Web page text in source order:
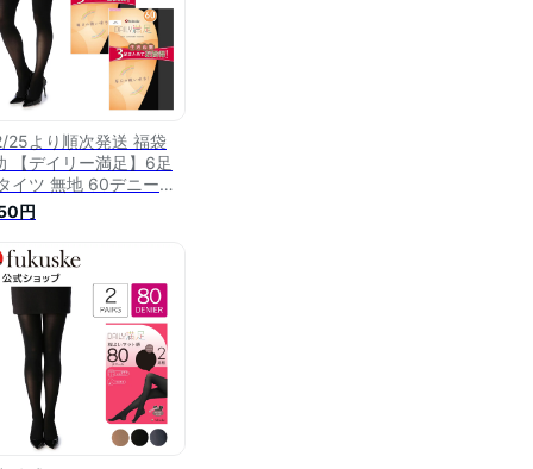
25より順次発送 福袋
【デイリー満足】6足
イツ 無地 60デニール
ム付き(790Q9971) 婦
性 レディース フクス
ふくすけ
円